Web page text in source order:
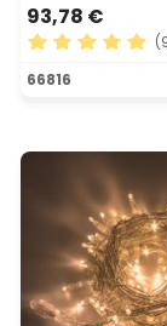
93,78 €
Valutazione
66816